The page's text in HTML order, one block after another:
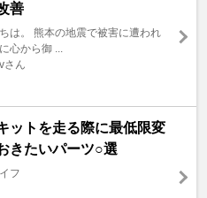
善
は。 熊本の地震で被害に遭われ
心から御 ...
さん
ットを走る際に最低限変
きたいパーツ○選
フ